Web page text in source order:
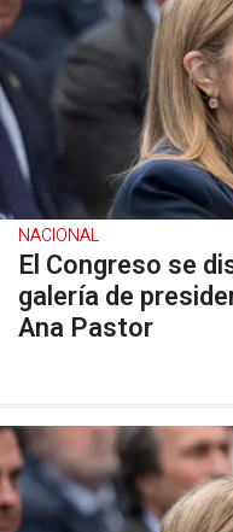
NACIONAL
El Congreso se
galería de
Ana Pastor